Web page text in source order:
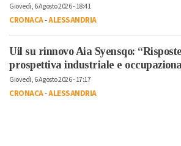
Giovedì, 6 Agosto 2026 - 18:41
CRONACA-ALESSANDRIA
Uil su rinnovo Aia Syensqo:
prospettiva industriale e
Giovedì, 6 Agosto 2026 - 17:17
CRONACA-ALESSANDRIA